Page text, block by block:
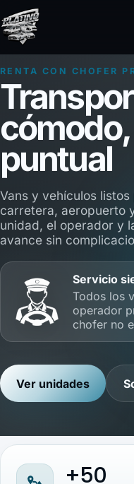
RENTA CON CHOFER
puntual
Vans y vehículos
carretera, aeropuerto
unidad, el operador y
avance sin
Servicio
Todos los
operador
chofer no
Ver unidades
+50